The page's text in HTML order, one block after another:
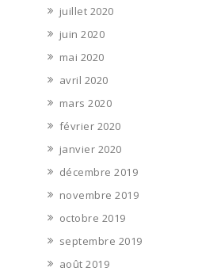
juillet 2020
juin 2020
mai 2020
avril 2020
mars 2020
février 2020
janvier 2020
décembre 2019
novembre 2019
octobre 2019
septembre 2019
août 2019